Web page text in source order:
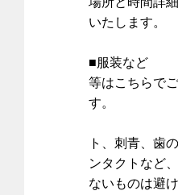
いたします。
■服装など
等はこちらで
す。
・ネ
ト、刺青、歯
ンタクトなど
ないものは避